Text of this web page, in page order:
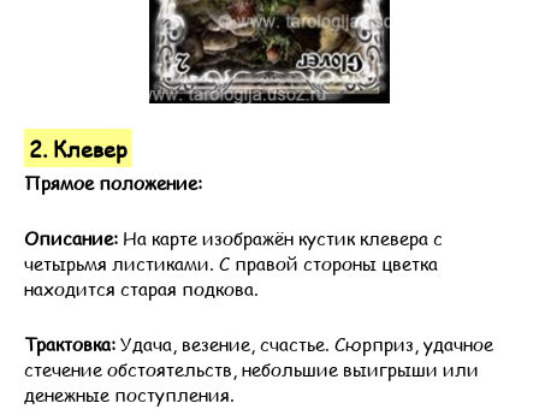
2. Клевер
Прямое положение:
Описание: На карте изображён кустик клевера с
четырьмя листиками. С правой стороны цветка
находится старая подкова.
Трактовка:Удача, везение, счастье. Сюрприз, удачное
стечение обстоятельств, небольшие выигрыши или
денежные поступления.